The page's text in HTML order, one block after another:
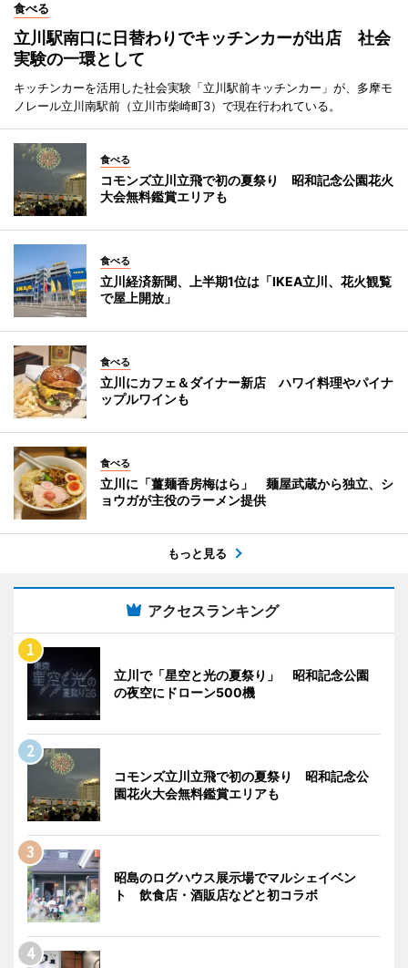
食べる
立川駅南口に日替わりでキッチンカーが出店 社会
実験の一環として
キッチンカーを活用した社会実験「立川駅前キッチンカー」が、多摩モ
ノレール立川南駅前（立川市柴崎町3）で現在行われている。
食べる
コモンズ立川立飛で初の夏祭り 昭和記念公園花火
大会無料鑑賞エリアも
食べる
立川経済新聞、上半期1位は「IKEA立川、花火観覧
で屋上開放」
食べる
立川にカフェ＆ダイナー新店 ハワイ料理やパイナ
ップルワインも
食べる
立川に「薑麺香房梅はら」 麺屋武蔵から独立、シ
ョウガが主役のラーメン提供
もっと見る
アクセスランキング
立川で「星空と光の夏祭り」 昭和記念公園
の夜空にドローン500機
コモンズ立川立飛で初の夏祭り 昭和記念公
園花火大会無料鑑賞エリアも
昭島のログハウス展示場でマルシェイベン
ト 飲食店・酒販店などと初コラボ